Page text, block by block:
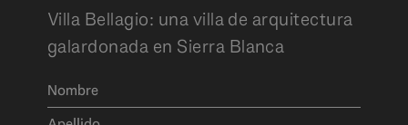
Villa Bellagio: una villa de arquitectura
galardonada en Sierra Blanca